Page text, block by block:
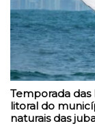
Temporada
litoral do
naturais das